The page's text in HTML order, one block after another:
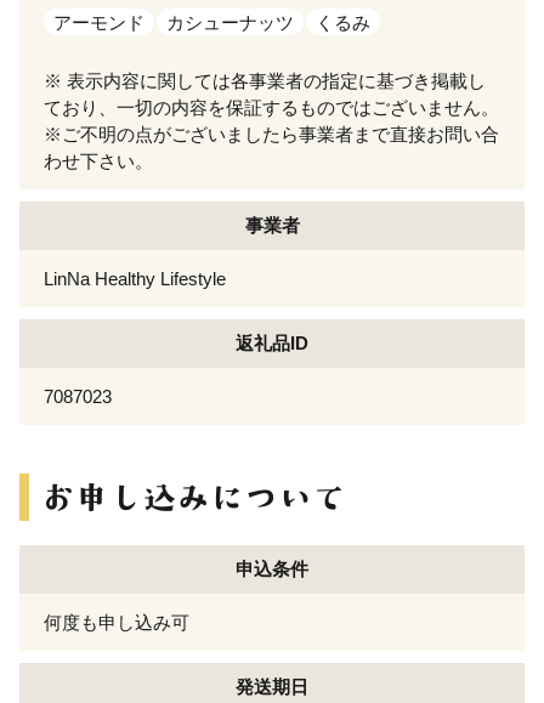
アーモンド カシューナッツ くるみ
※ 表示内容に関しては各事業者の指定に基づき掲載し
ており、一切の内容を保証するものではございません。
※ご不明の点がございましたら事業者まで直接お問い合
わせ下さい。
事業者
LinNa Healthy Lifestyle
返礼品ID
7087023
申込条件
何度も申し込み可
発送期日